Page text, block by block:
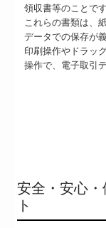
領収書等のことです
これらの書類は、
データでの保存が
印刷操作やドラッ
操作で、電子取引
安全・安心
ト